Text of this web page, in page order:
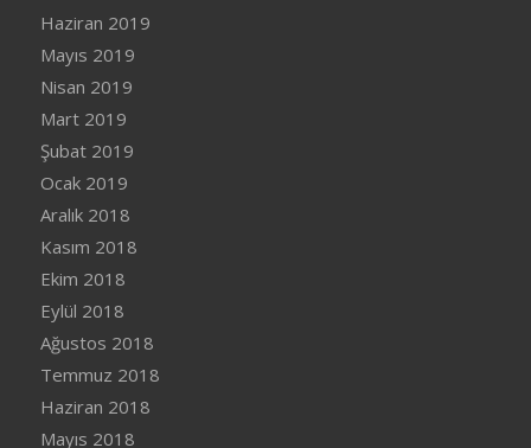
Haziran 2019
Mayıs 2019
Nisan 2019
Mart 2019
Şubat 2019
Ocak 2019
Aralık 2018
Kasım 2018
Ekim 2018
Eylül 2018
Ağustos 2018
Temmuz 2018
Haziran 2018
Mayıs 2018